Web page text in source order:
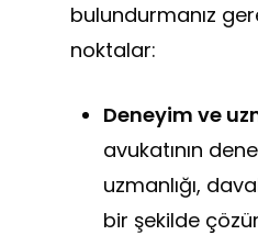
bulundurmanız
noktalar:
Deneyim ve
avukatının
uzmanlığı,
bir şekilde